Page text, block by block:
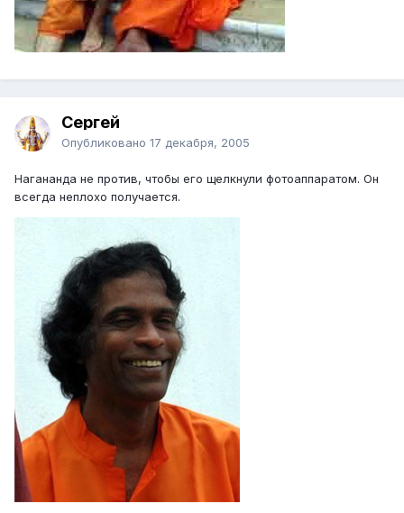
Сергей
Опубликовано 17 декабря, 2005
Нагананда не против, чтобы его щелкнули фотоаппаратом. Он
всегда неплохо получается.